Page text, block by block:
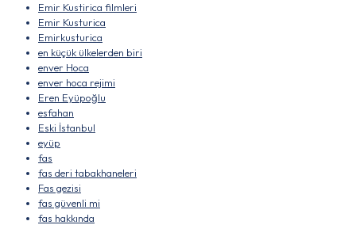
Emir Kustirica filmleri
Emir Kusturica
Emirkusturica
en küçük ülkelerden biri
enver Hoca
enver hoca rejimi
Eren Eyüpoğlu
esfahan
Eski İstanbul
eyüp
fas
fas deri tabakhaneleri
Fas gezisi
fas güvenli mi
fas hakkında